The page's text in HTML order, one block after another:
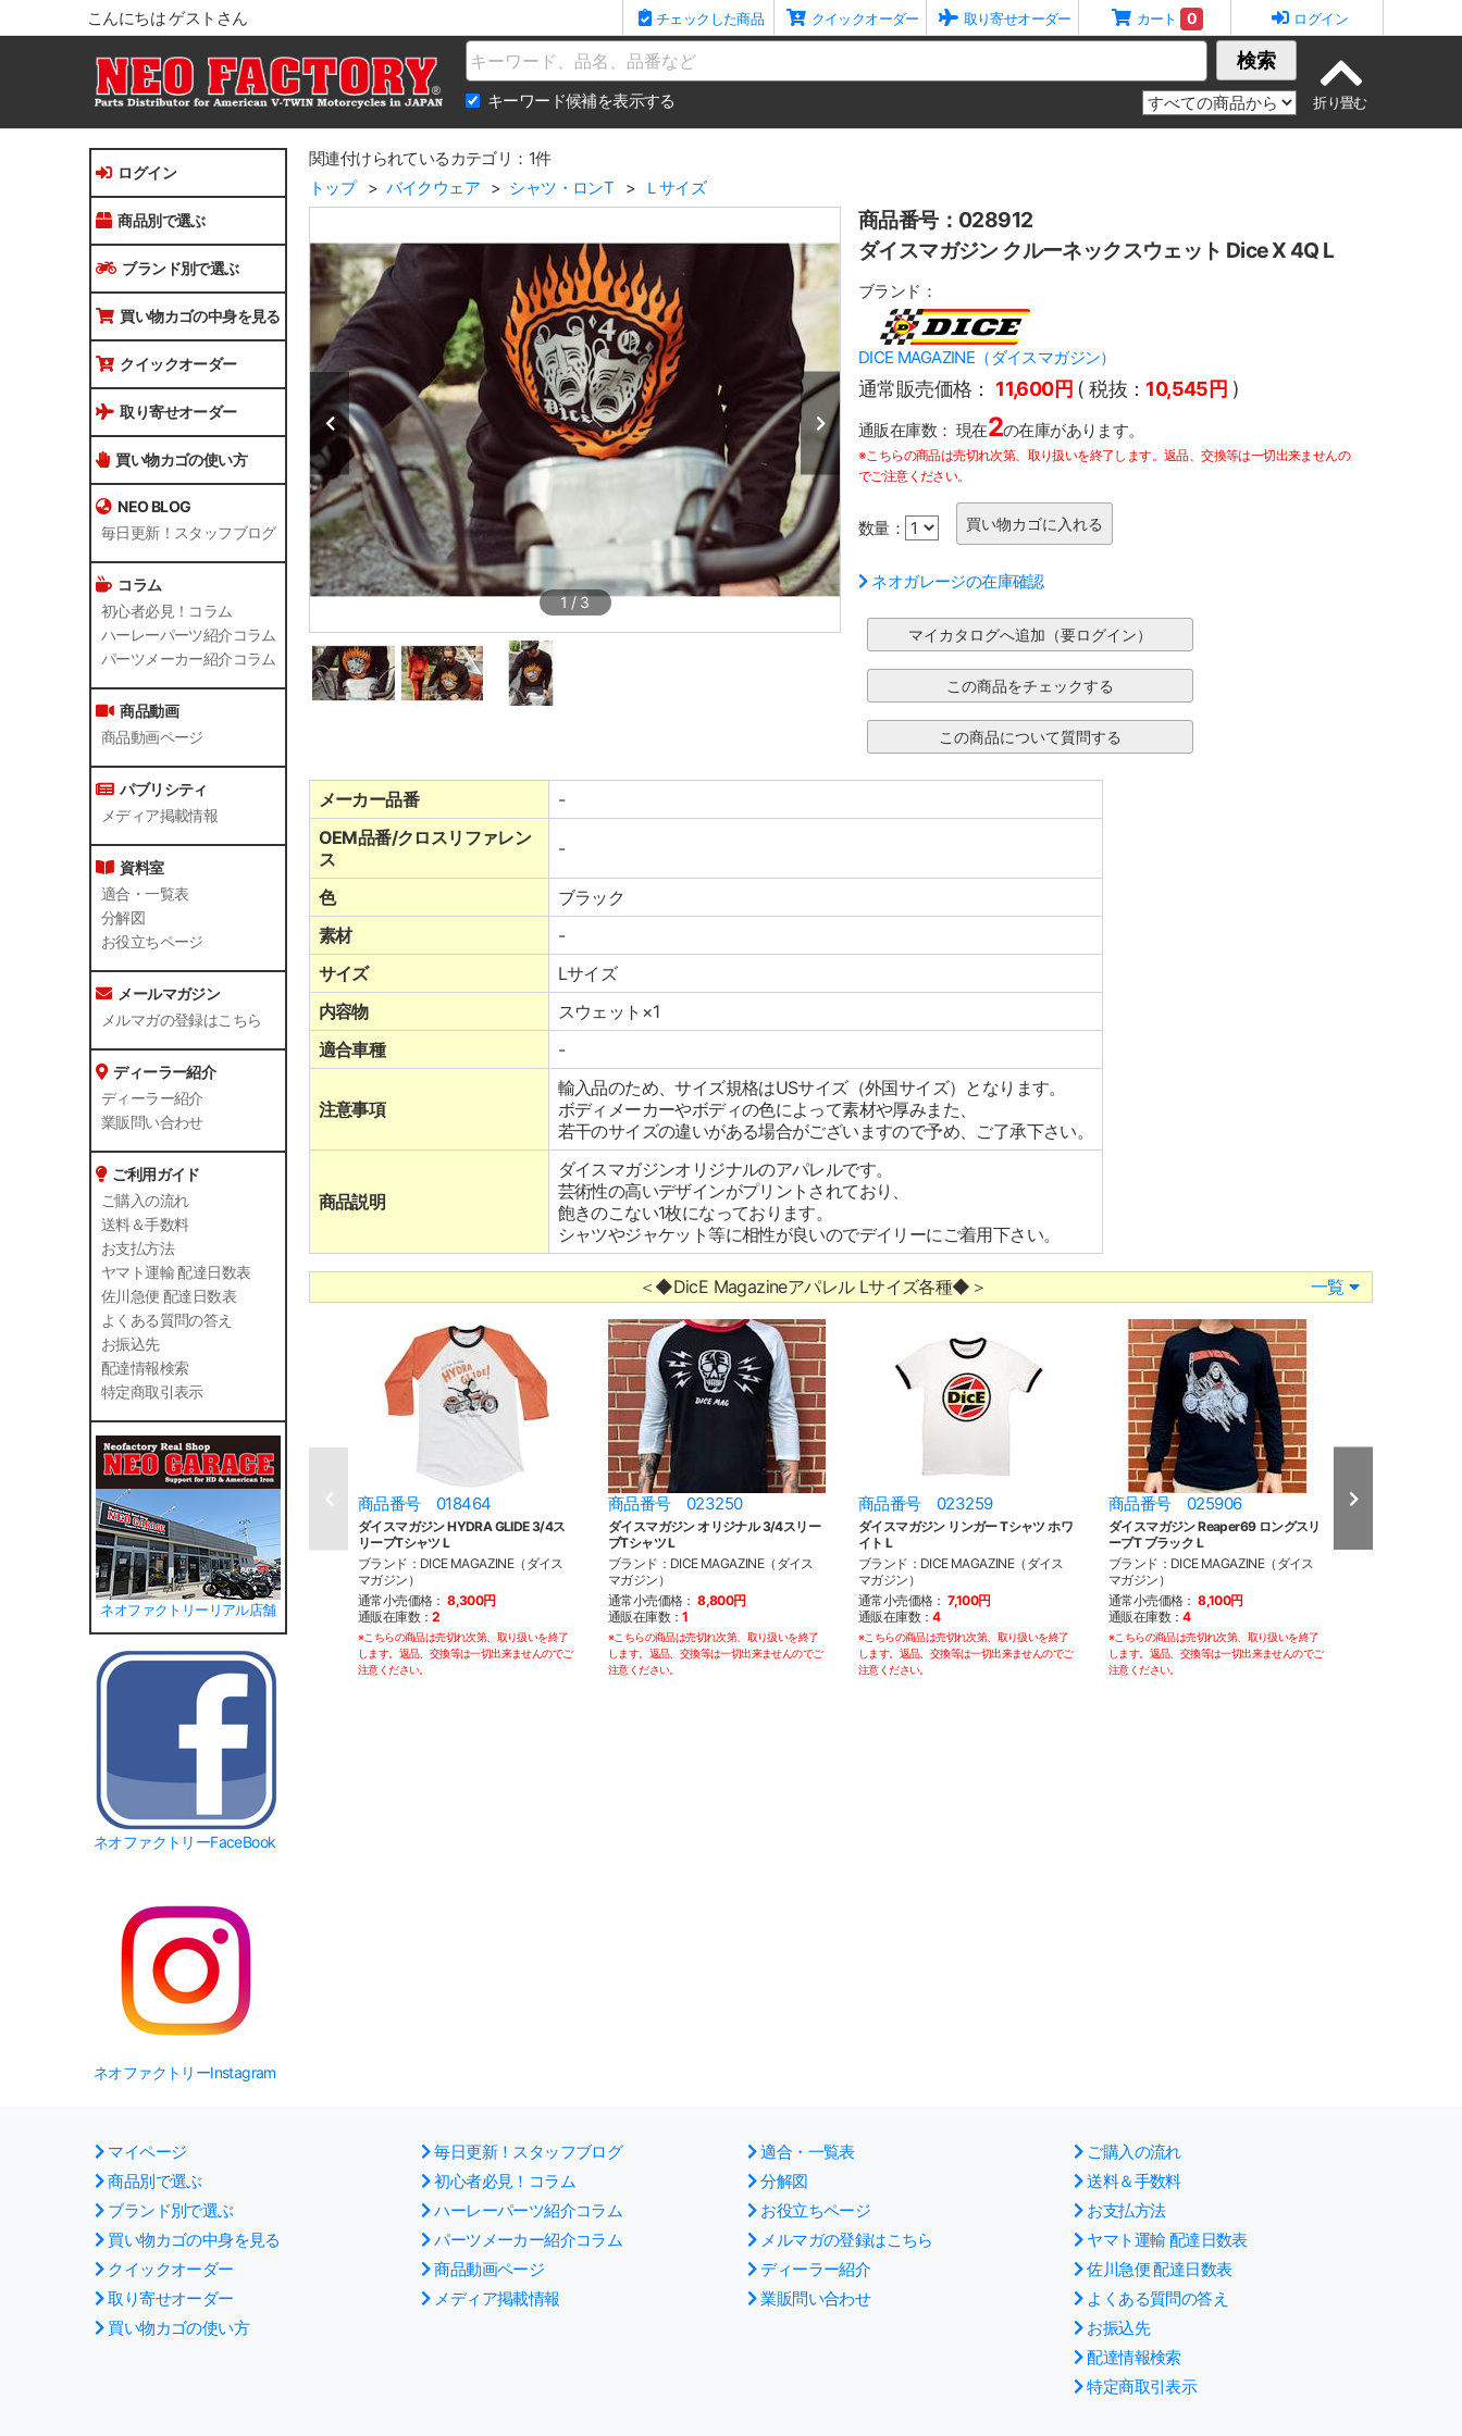
こんにちは ゲストさん チェックした商品 クイックオーダー 取り寄せオーダー カート 0 ログイン
Name 検索
キーワード候補を表示する
ログイン
商品別で選ぶ
ブランド別で選ぶ
買い物カゴの中身を見る
クイックオーダー
取り寄せオーダー
買い物カゴの使い方
NEO BLOG
毎日更新！スタッフブログ
コラム
初心者必見！コラム
ハーレーパーツ紹介コラム
パーツメーカー紹介コラム
商品動画
商品動画ページ
パブリシティ
メディア掲載情報
資料室
適合・一覧表
分解図
お役立ちページ
メールマガジン
メルマガの登録はこちら
ディーラー紹介
ディーラー紹介
業販問い合わせ
ご利用ガイド
ご購入の流れ
送料＆手数料
お支払方法
ヤマト運輸 配達日数表
佐川急便 配達日数表
よくある質問の答え
お振込先
配達情報検索
特定商取引表示
ネオファクトリーリアル店舗
ネオファクトリーFaceBook
ネオファクトリーInstagram
関連付けられているカテゴリ：1件
トップ
バイクウェア シャツ・ロンT Ｌサイズ
1/3
商品番号：028912
ダイスマガジン クルーネックスウェット Dice X 4Q L
ブランド：
DICE MAGAZINE（ダイスマガジン）
通常販売価格： 11,600円 ( 税抜： 10,545円 )
通販在庫数： 現在2の在庫があります。
※こちらの商品は売切れ次第、取り扱いを終了します。返品、交換等は一切出来ませんの
でご注意ください。
数量：
ネオガレージの在庫確認
メーカー品番
-
OEM品番/クロスリファレン
ス
-
色
ブラック
素材
-
サイズ
Lサイズ
内容物
スウェット×1
適合車種
-
注意事項
輸入品のため、サイズ規格はUSサイズ（外国サイズ）となります。
ボディメーカーやボディの色によって素材や厚みまた、
若干のサイズの違いがある場合がございますので予め、ご了承下さい。
商品説明
ダイスマガジンオリジナルのアパレルです。
芸術性の高いデザインがプリントされており、
飽きのこない1枚になっております。
シャツやジャケット等に相性が良いのでデイリーにご着用下さい。
＜◆DicE Magazineアパレル Lサイズ各種◆＞ 一覧
商品番号 018464
ダイスマガジン HYDRA GLIDE 3/4ス
リーブTシャツ L
ブランド：DICE MAGAZINE（ダイス
マガジン）
通常小売価格： 8,300円
通販在庫数：2
※こちらの商品は売切れ次第、取り扱いを終了
します。返品、交換等は一切出来ませんのでご
注意ください。
商品番号 023250
ダイスマガジン オリジナル 3/4スリー
ブTシャツ L
ブランド：DICE MAGAZINE（ダイス
マガジン）
通常小売価格： 8,800円
通販在庫数：1
※こちらの商品は売切れ次第、取り扱いを終了
します。返品、交換等は一切出来ませんのでご
注意ください。
商品番号 023259
ダイスマガジン リンガー Tシャツ ホワ
イト L
ブランド：DICE MAGAZINE（ダイス
マガジン）
通常小売価格： 7,100円
通販在庫数：4
※こちらの商品は売切れ次第、取り扱いを終了
します。返品、交換等は一切出来ませんのでご
注意ください。
商品番号 025906
ダイスマガジン Reaper69 ロングスリ
ーブT ブラック L
ブランド：DICE MAGAZINE（ダイス
マガジン）
通常小売価格： 8,100円
通販在庫数：4
※こちらの商品は売切れ次第、取り扱いを終了
します。返品、交換等は一切出来ませんのでご
注意ください。
マイページ
商品別で選ぶ
ブランド別で選ぶ
買い物カゴの中身を見る
クイックオーダー
取り寄せオーダー
買い物カゴの使い方
毎日更新！スタッフブログ
初心者必見！コラム
ハーレーパーツ紹介コラム
パーツメーカー紹介コラム
商品動画ページ
メディア掲載情報
適合・一覧表
分解図
お役立ちページ
メルマガの登録はこちら
ディーラー紹介
業販問い合わせ
ご購入の流れ
送料＆手数料
お支払方法
ヤマト運輸 配達日数表
佐川急便 配達日数表
よくある質問の答え
お振込先
配達情報検索
特定商取引表示